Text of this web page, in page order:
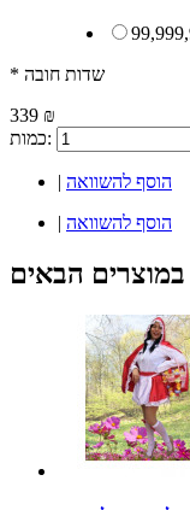
* שדות חובה
339 ₪
כמות:
| הוסף להשוואה
| הוסף להשוואה
במוצרים הבאים